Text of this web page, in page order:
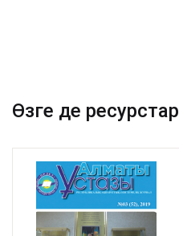
Өзге де ресурстар